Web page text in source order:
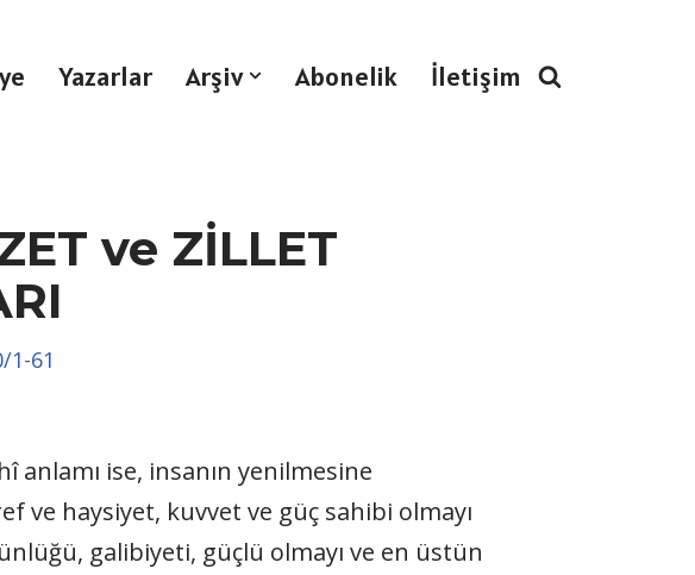
Yazarlar Arşiv Abonelik İletişim
ve ZİLLET
1-61
anlamı ise, insanın yenilmesine
ve haysiyet, kuvvet ve güç sahibi olmayı
galibiyeti, güçlü olmayı ve en üstün